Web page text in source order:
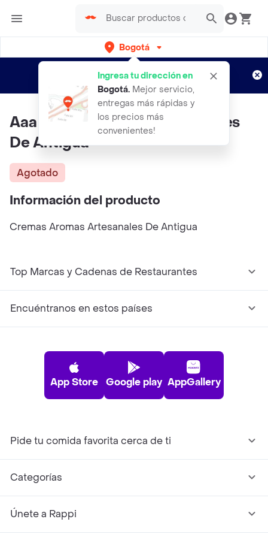
Bogotá
Ingresa tu dirección en
Bogotá. Mejor servicio,
entregas más rápidas y
los precios más
convenientes!
envíos gratis por semanas
Aplican TyC
Aaa Cremas Aromas Artesanales
De Antigua
Agotado
Información del producto
Cremas Aromas Artesanales De Antigua
Top Marcas y Cadenas de Restaurantes
Encuéntranos en estos países
App Store Google play AppGallery
Pide tu comida favorita cerca de ti
Categorías
Únete a Rappi